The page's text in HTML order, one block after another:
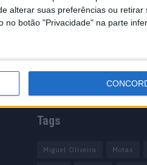
alterar suas preferências ou retirar
botão "Privacidade" na parte
Tags
Miguel Oliveira Motas